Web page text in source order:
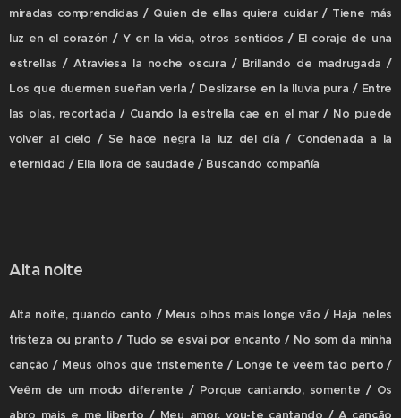
miradas comprendidas / Quien de ellas quiera cuidar / Tiene más
luz en el corazón / Y en la vida, otros sentidos / El coraje de una
estrellas / Atraviesa la noche oscura / Brillando de madrugada /
Los que duermen sueñan verla / Deslizarse en la lluvia pura / Entre
las olas, recortada / Cuando la estrella cae en el mar / No puede
volver al cielo / Se hace negra la luz del día / Condenada a la
eternidad / Ella llora de saudade / Buscando compañía
Alta noite
Alta noite, quando canto / Meus olhos mais longe vão / Haja neles
tristeza ou pranto / Tudo se esvai por encanto / No som da minha
canção / Meus olhos que tristemente / Longe te veêm tão perto /
Veêm de um modo diferente / Porque cantando, somente / Os
abro mais e me liberto / Meu amor, vou-te cantando / A canção